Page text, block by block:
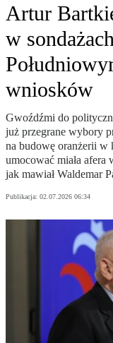
Artur
w
wniosków
Gwoźdźmi do
już przegrane wybory
na budowę oranżerii w
umocować miała
jak mawiał Waldemar
Publikacja: 02.07.2026 06:34